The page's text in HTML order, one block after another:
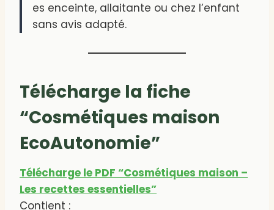
es enceinte, allaitante ou chez l’enfant
sans avis adapté.
Télécharge la fiche
“Cosmétiques maison
EcoAutonomie”
Télécharge le PDF “Cosmétiques maison –
Les recettes essentielles”
Contient :